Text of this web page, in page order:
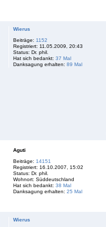
Wierus
Beiträge: 1152
Registriert: 11.05.2009, 20:43
Status: Dr. phil.
Hat sich bedankt: 37 Mal
Danksagung erhalten: 89 Mal
Aguti
Beiträge: 14151
Registriert: 16.10.2007, 15:02
Status: Dr. phil.
Wohnort: Süddeutschland
Hat sich bedankt: 38 Mal
Danksagung erhalten: 25 Mal
Wierus